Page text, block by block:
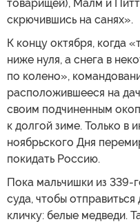
товарищей), Малм и
скрючившись на санях».
К концу октября, когда
ниже нуля, а снега в
по колено»,
расположившееся на
своим подчиненным
к долгой зиме. Только в
ноябрьского Дня
покидать Россию.
Пока мальчишки из 339-
суда, чтобы
кличку: белые медведи.